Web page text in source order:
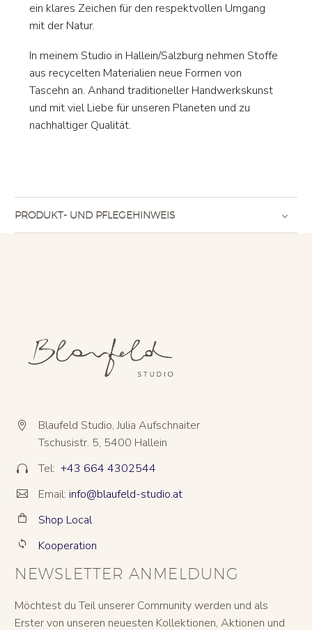
ein klares Zeichen für den respektvollen Umgang
mit der Natur.
In meinem Studio in Hallein/Salzburg nehmen Stoffe
aus recycelten Materialien neue Formen von
Tascehn an. Anhand traditioneller Handwerkskunst
und mit viel Liebe für unseren Planeten und zu
nachhaltiger Qualität.
PRODUKT- UND PFLEGEHINWEIS


Blaufeld Studio, Julia Aufschnaiter
Tschusistr. 5, 5400 Hallein

 Tel: +43 664 4302544

 Email: info@blaufeld-studio.at

 Shop Local

 Kooperation
NEWSLETTER ANMELDUNG
Möchtest du Teil unserer Community werden und als
Erster von unseren neuesten Kollektionen, Aktionen und